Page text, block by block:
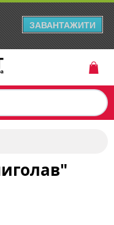
ЗАВАНТАЖИТИ